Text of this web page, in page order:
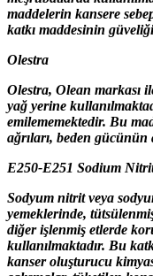
maddelerin kansere
katkı maddesinin
Olestra
Olestra, Olean markası
yağ yerine
emilememektedir. Bu
ağrıları, beden gücünün
E250-E251 Sodium
Sodyum nitrit veya
yemeklerinde,
diğer işlenmiş etlerde
kullanılmaktadır. Bu
kanser oluşturucu